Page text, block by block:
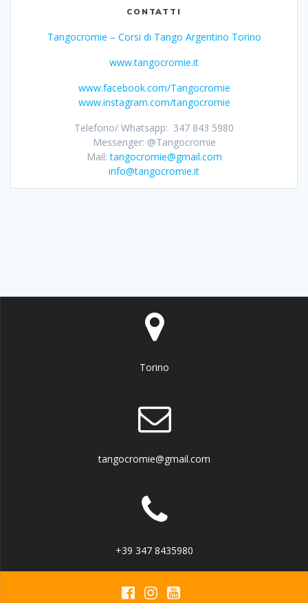
CONTATTI
Tangocromie – Corsi di Tango Argentino Torino
www.tangocromie.it
www.facebook.com/Tangocromie
www.instagram.com/tangocromie
Telefono/ Whatsapp: 347 843 5980
Messenger: @Tangocromie
Mail:tangocromie@gmail.com
info@tangocromie.it
Torino
tangocromie@gmail.com
+39 347 8435980